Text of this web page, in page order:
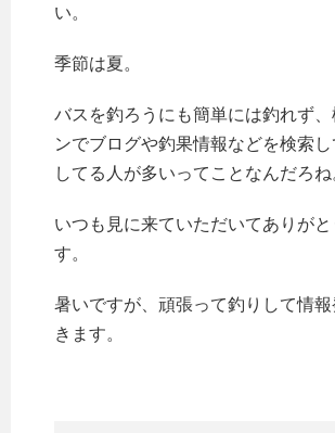
い。
季節は夏。
バスを釣ろうにも簡単には釣れず
ンでブログや釣果情報などを検索
してる人が多いってことなんだろね
いつも見に来ていただいてありがと
す。
暑いですが、頑張って釣りして情
きます。